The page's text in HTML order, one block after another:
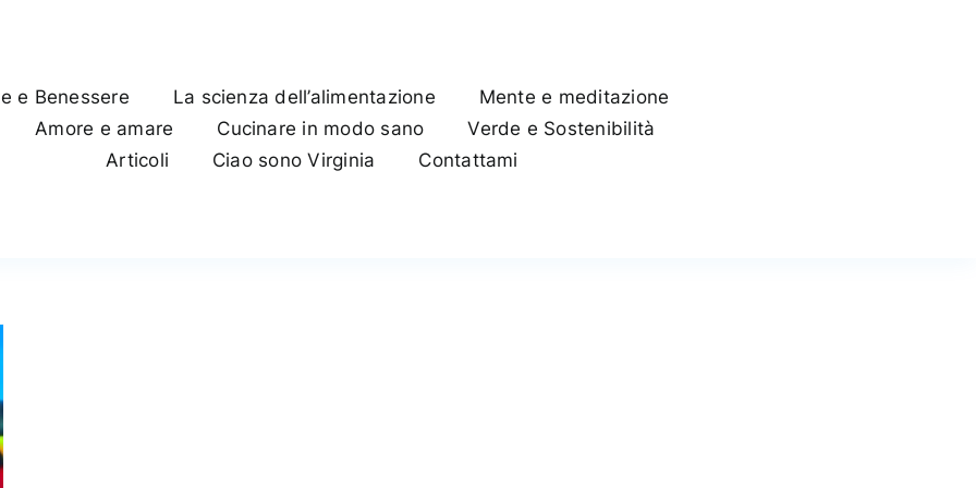
e Benessere
La scienza dell’alimentazione
Mente e meditazione
Amore e amare Cucinare in modo sano
Verde e Sostenibilità
Articoli
Ciao sono Virginia Contattami